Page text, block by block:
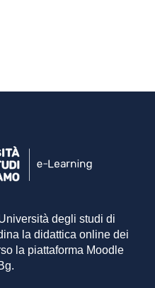
degli studi di
la didattica online dei
la piattaforma Moodle